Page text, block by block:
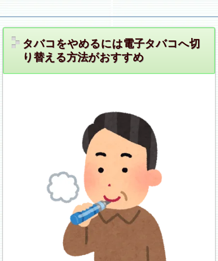
タバコをやめるには電子タバコへ切
り替える方法がおすすめ